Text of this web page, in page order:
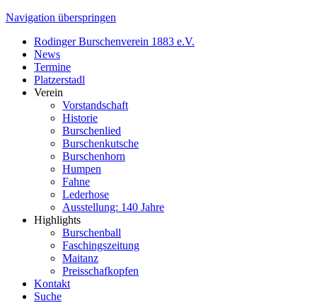
Navigation überspringen
Rodinger Burschenverein 1883 e.V.
News
Termine
Platzerstadl
Verein
Vorstandschaft
Historie
Burschenlied
Burschenkutsche
Burschenhorn
Humpen
Fahne
Lederhose
Ausstellung: 140 Jahre
Highlights
Burschenball
Faschingszeitung
Maitanz
Preisschafkopfen
Kontakt
Suche